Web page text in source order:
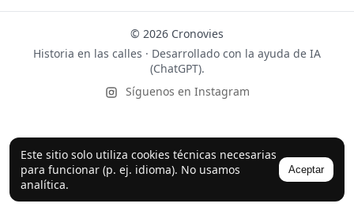
Este sitio solo utiliza cookies técnicas necesarias
para funcionar (p. ej. idioma). No usamos
analítica.
Aceptar
© 2026 Cronovies
Historia en las calles · Desarrollado con la ayuda de IA
(ChatGPT).
Síguenos en Instagram